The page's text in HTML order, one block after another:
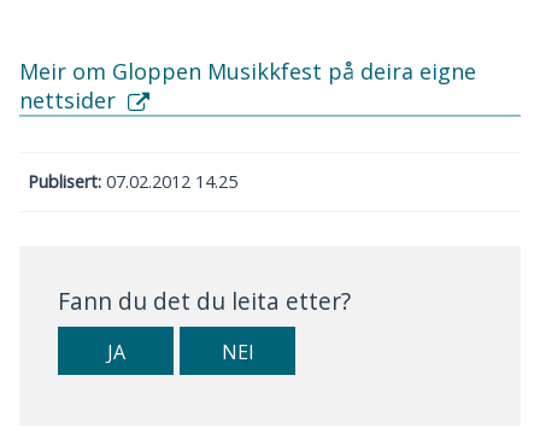
Meir om Gloppen Musikkfest på deira eigne
nettsider
Publisert 07.02.2012 14.25
Fann du det du leita etter?
JA NEI